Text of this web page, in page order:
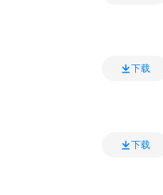
下载
下载